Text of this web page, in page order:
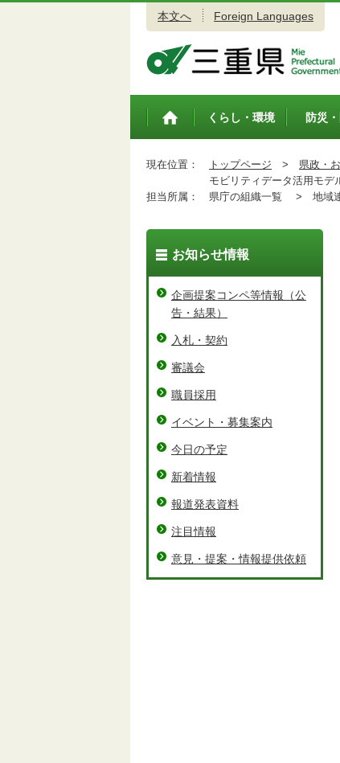
本文へ Foreign Languages
トップペ
くらし・環境 防災
現在位置： トップページ > 県政・
モビリティデータ活用モデ
担当所属：
県庁の組織一覧 > 地域
お知らせ情報
企画提案コンペ等情報（公
告・結果）
入札・契約
審議会
職員採用
イベント・募集案内
今日の予定
新着情報
報道発表資料
注目情報
意見・提案・情報提供依頼